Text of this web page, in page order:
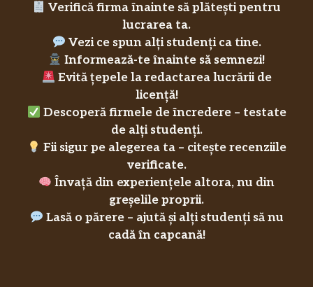
Verifică firma înainte să plătești pentru
lucrarea ta.
Vezi ce spun alți studenți ca tine.
Informează-te înainte să semnezi!
Evită țepele la redactarea lucrării de
licență!
Descoperă firmele de încredere – testate
de alți studenți.
Fii sigur pe alegerea ta – citește recenziile
verificate.
Învață din experiențele altora, nu din
greșelile proprii.
Lasă o părere – ajută și alți studenți să nu
cadă în capcană!